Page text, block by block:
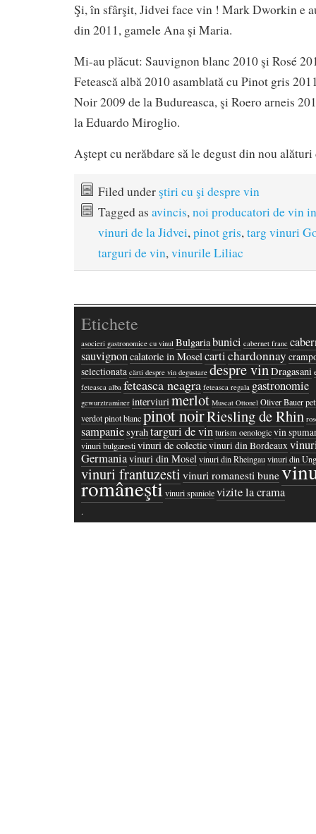
Şi, în sfârşit, Jidvei face vin ! Mark Dworkin e
din 2011, gamele Ana şi Maria.
Mi-au plăcut: Sauvignon blanc 2010 şi Rosé
Fetească albă 2010 asamblată cu Pinot gris
Noir 2009 de la Budureasca, şi Roero arneis
la Eduardo Miroglio.
Aştept cu nerăbdare să le degust din nou
Filed under ştiri cu şi despre vin
Tagged as avincis,noi producatori de vin
vinuri de la Jidvei,pinot gris,targ vinuri
targuri de vin,vinurile Liliac
Etichete
asocieri gastronomice cu vinul Bulgariabunici cabernet franc
sauvignoncalatorie in Moselcartichardonnay
selectionata cărti despre vin degustare despre vinDragasani
feteasca alba feteasca neagra feteasca regala gastronomie
gewurztraminer interviurimerlot Muscat Ottonel Oliver Bauer
verdotpinot blancpinot noirRiesling de Rhin
sampaniesyrahtarguri de vinturism oenologicvin
vinuri bulgarestivinuri de colectievinuri din Bordeaux
Germaniavinuri din Moselvinuri din Rheingauvinuri din
vinuri frantuzesti vinuri romanesti bune
româneştivinuri spaniolevizite la crama
·